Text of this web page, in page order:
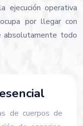
ejecución operativa
por llegar con
absolutamente todo
de cuerpos de